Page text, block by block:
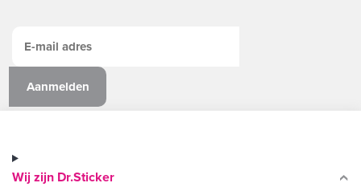
Wij zijn Dr.Sticker